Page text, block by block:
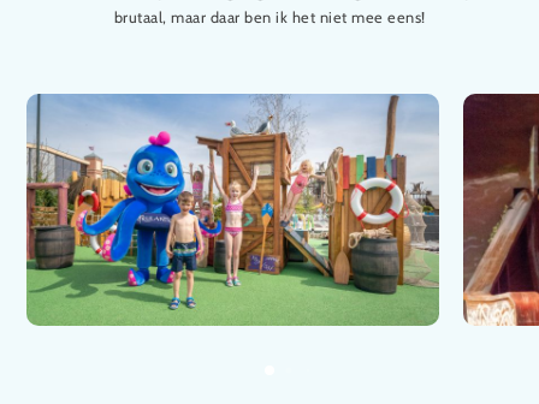
brutaal, maar daar ben ik het niet mee eens!